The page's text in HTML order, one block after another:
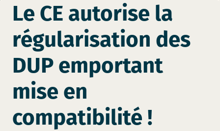
Le CE autorise la
régularisation des
DUP emportant
mise en
compatibilité !